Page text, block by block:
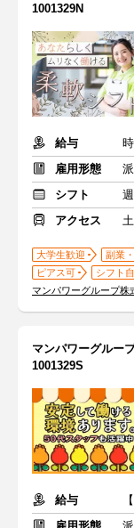
1001329N
給与
雇用形態
シフト
アクセス
大学生歓迎 副業
ピアス可
シフト
マンパワーグループ株
マンパワーグル
1001329S
給与